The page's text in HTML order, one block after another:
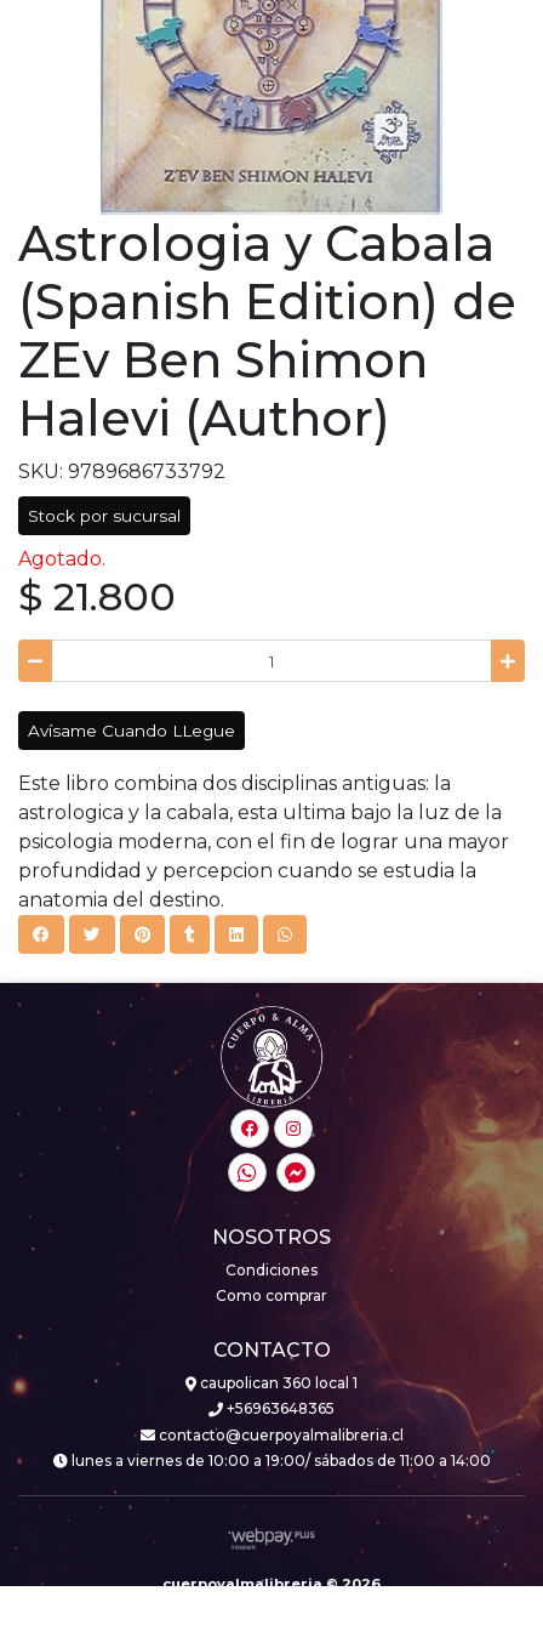
Astrologia y Cabala
(Spanish Edition) de
ZEv Ben Shimon
Halevi (Author)
SKU: 9789686733792
Stock por sucursal
Agotado.
$ 21.800
Avísame Cuando LLegue
Este libro combina dos disciplinas antiguas: la
astrologica y la cabala, esta ultima bajo la luz de la
psicologia moderna, con el fin de lograr una mayor
profundidad y percepcion cuando se estudia la
anatomia del destino.
NOSOTROS
Condiciones
Como comprar
CONTACTO
caupolican 360 local 1
+56963648365
contacto@cuerpoyalmalibreria.cl
lunes a viernes de 10:00 a 19:00/ sábados de 11:00 a 14:00
cuerpoyalmalibreria © 2026